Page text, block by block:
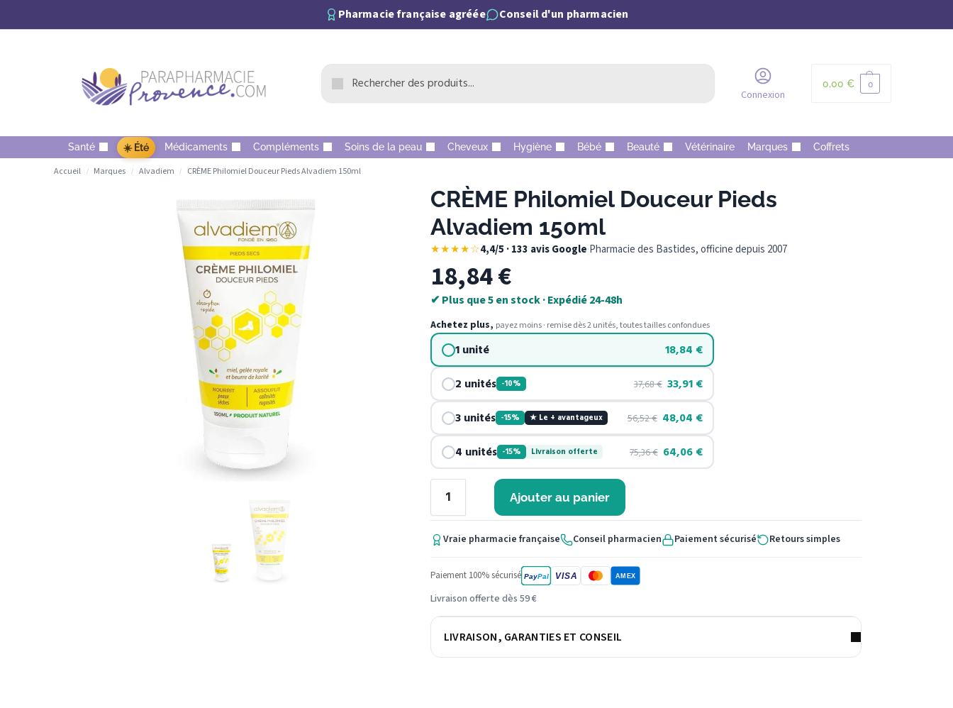
Pharmacie française agréée Conseil d'un pharmacien
Connexion
0,00 € 0
Santé ☀️ Été Médicaments Compléments Soins de la peau Cheveux Hygiène Bébé Beauté Vétérinaire Marques Coffrets
Accueil / Marques / Alvadiem / CRÈME Philomiel Douceur Pieds Alvadiem 150ml
CRÈME Philomiel Douceur Pieds
Alvadiem 150ml
★★★★☆4,4/5 · 133 avis Google·Pharmacie des Bastides, officine depuis 2007
18,84€
✔ Plus que 5 en stock · Expédié 24-48h
Achetez plus, payez moins · remise dès 2 unités, toutes tailles confondues
1 unité 18,84 €
2 unités -10% 37,68€ 33,91€
3 unités -15% ★ Le + avantageux 56,52€ 48,04 €
4 unités -15% Livraison offerte 75,36€ 64,06€
Ajouter au panier
Vraie pharmacie française Conseil pharmacien Paiement sécurisé Retours simples
Paiement 100% sécurisé PayPal VISA AMEX
Livraison offerte dès 59 €
LIVRAISON, GARANTIES ET CONSEIL